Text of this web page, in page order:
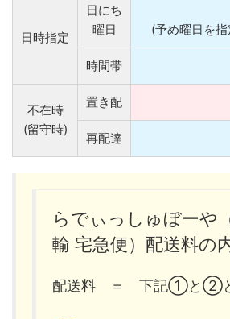
日時指定
日にち
曜日
(予め曜日を
時間帯
不在時
(留守時)
置き配
再配達
らでぃっしゅぼーや
輸 宅急便）配送料の
配送料 ＝ 下記①と②